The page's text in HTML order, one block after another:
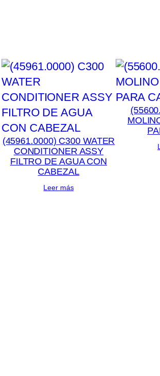
(45961.0000) C300 WATER
CONDITIONER ASSY
FILTRO DE AGUA CON
CABEZAL
Leer más